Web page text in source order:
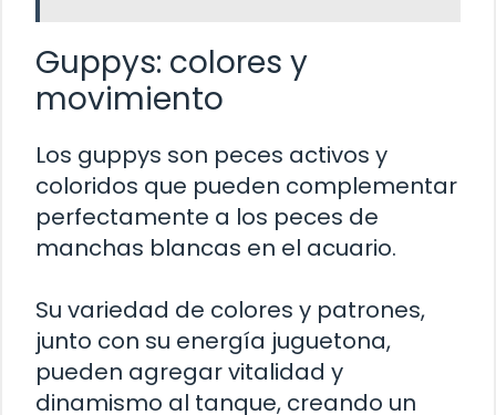
Guppys: colores y
movimiento
Los guppys son peces activos y
coloridos que pueden complementar
perfectamente a los peces de
manchas blancas en el acuario.
Su variedad de colores y patrones,
junto con su energía juguetona,
pueden agregar vitalidad y
dinamismo al tanque, creando un